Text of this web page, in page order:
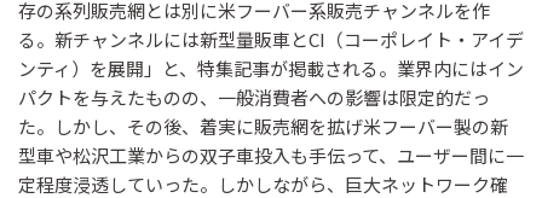
存の系列販売網とは別に米フーバー系販売チャンネルを作
る。新チャンネルには新型量販車とCI（コーポレイト・アイデ
ンティ）を展開」と、特集記事が掲載される。業界内にはイン
パクトを与えたものの、一般消費者への影響は限定的だっ
た。しかし、その後、着実に販売網を拡げ米フーバー製の新
型車や松沢工業からの双子車投入も手伝って、ユーザー間に一
定程度浸透していった。しかしながら、巨大ネットワーク確